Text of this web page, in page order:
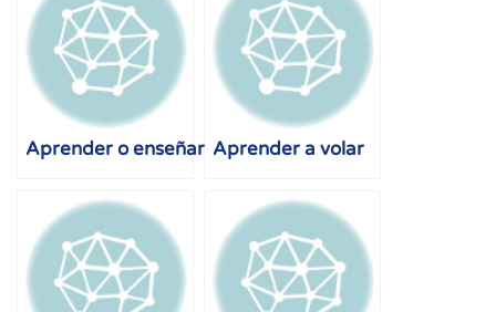
Aprender o enseñar Aprender a volar